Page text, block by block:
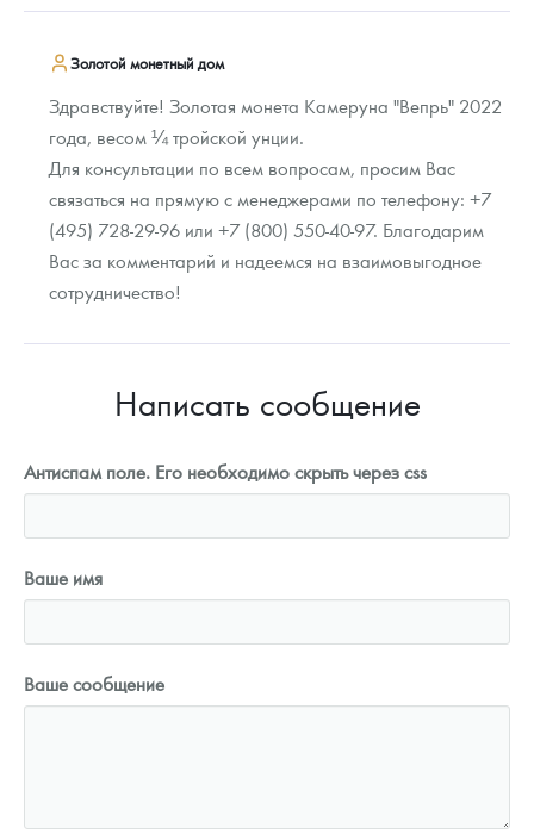
Золотой монетный дом
Здравствуйте! Золотая монета Камеруна "Вепрь" 2022
года, весом ¼ тройской унции.
Для консультации по всем вопросам, просим Вас
связаться на прямую с менеджерами по телефону: +7
(495) 728-29-96 или +7 (800) 550-40-97. Благодарим
Вас за комментарий и надеемся на взаимовыгодное
сотрудничество!
Написать сообщение
Антиспам поле. Его необходимо скрыть через css
Ваше имя
Ваше сообщение